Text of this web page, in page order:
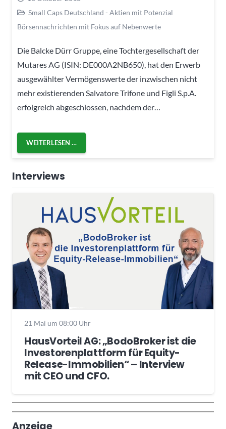
Small Caps Deutschland - Aktien mit Potenzial
Börsennachrichten mit Fokus auf Nebenwerte
Die Balcke Dürr Gruppe, eine Tochtergesellschaft der
Mutares AG (ISIN: DE000A2NB650), hat den Erwerb
ausgewählter Vermögenswerte der inzwischen nicht
mehr existierenden Salvatore Trifone und Figli S.p.A.
erfolgreich abgeschlossen, nachdem der…
WEITERLESEN …
Interviews
21 Mai um 08:00 Uhr
HausVorteil AG: „BodoBroker ist die
Investorenplattform für Equity-
Release-Immobilien“ – Interview
mit CEO und CFO.
Wochenrückblick
Trendthemen
Anzeige